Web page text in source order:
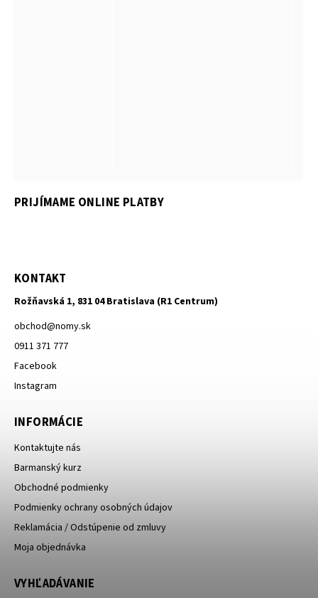
PRIJÍMAME ONLINE PLATBY
KONTAKT
Rožňavská 1, 831 04 Bratislava (R1 Centrum)
obchod@nomy.sk
0911 371 777
Facebook
Instagram
INFORMÁCIE
Kontaktujte nás
Barmanský kurz
Obchodné podmienky
Podmienky ochrany osobných údajov
Reklamácia / Odstúpenie od zmluvy
Moja objednávka
VYHĽADÁVANIE